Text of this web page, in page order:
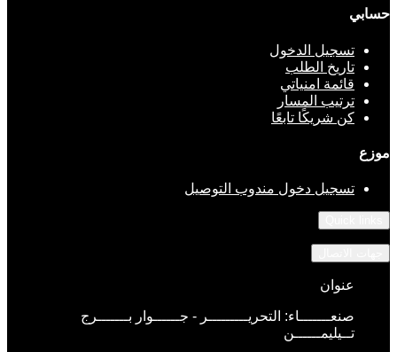
حسابي
تسجيل الدخول
تاريخ الطلب
قائمة امنياتي
ترتيب المسار
كن شريكًا تابعًا
موزع
تسجيل دخول مندوب التوصيل
عنوان
صنعـــــــاء: التحريـــــــــر - جــــــوار بـــــــرج
تــيليمــــــن